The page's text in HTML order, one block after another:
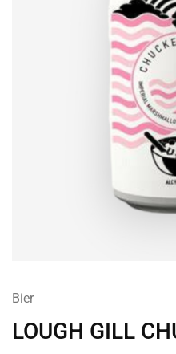
Bier
LOUGH GILL